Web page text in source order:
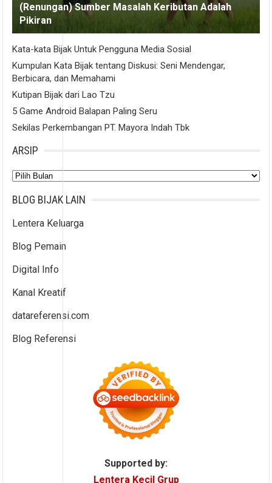
(Renungan) Sumber Masalah Keributan Adalah
Pikiran
Kata-kata Bijak Untuk Pengguna Media Sosial
Kumpulan Kata Bijak tentang Diskusi: Seni Mendengar,
Berbicara, dan Memahami
Kutipan Bijak dari Lao Tzu
5 Game Android Balapan Paling Seru
Sekilas Perkembangan PT. Mayora Indah Tbk
ARSIP
Arsip
BLOG BIJAK LAIN
Lentera Keluarga
Blog Pemain
Digital Info
Kanal Kreatif
datareferensi.com
Blog Referensi
Supported by:
Lentera Kecil Grup